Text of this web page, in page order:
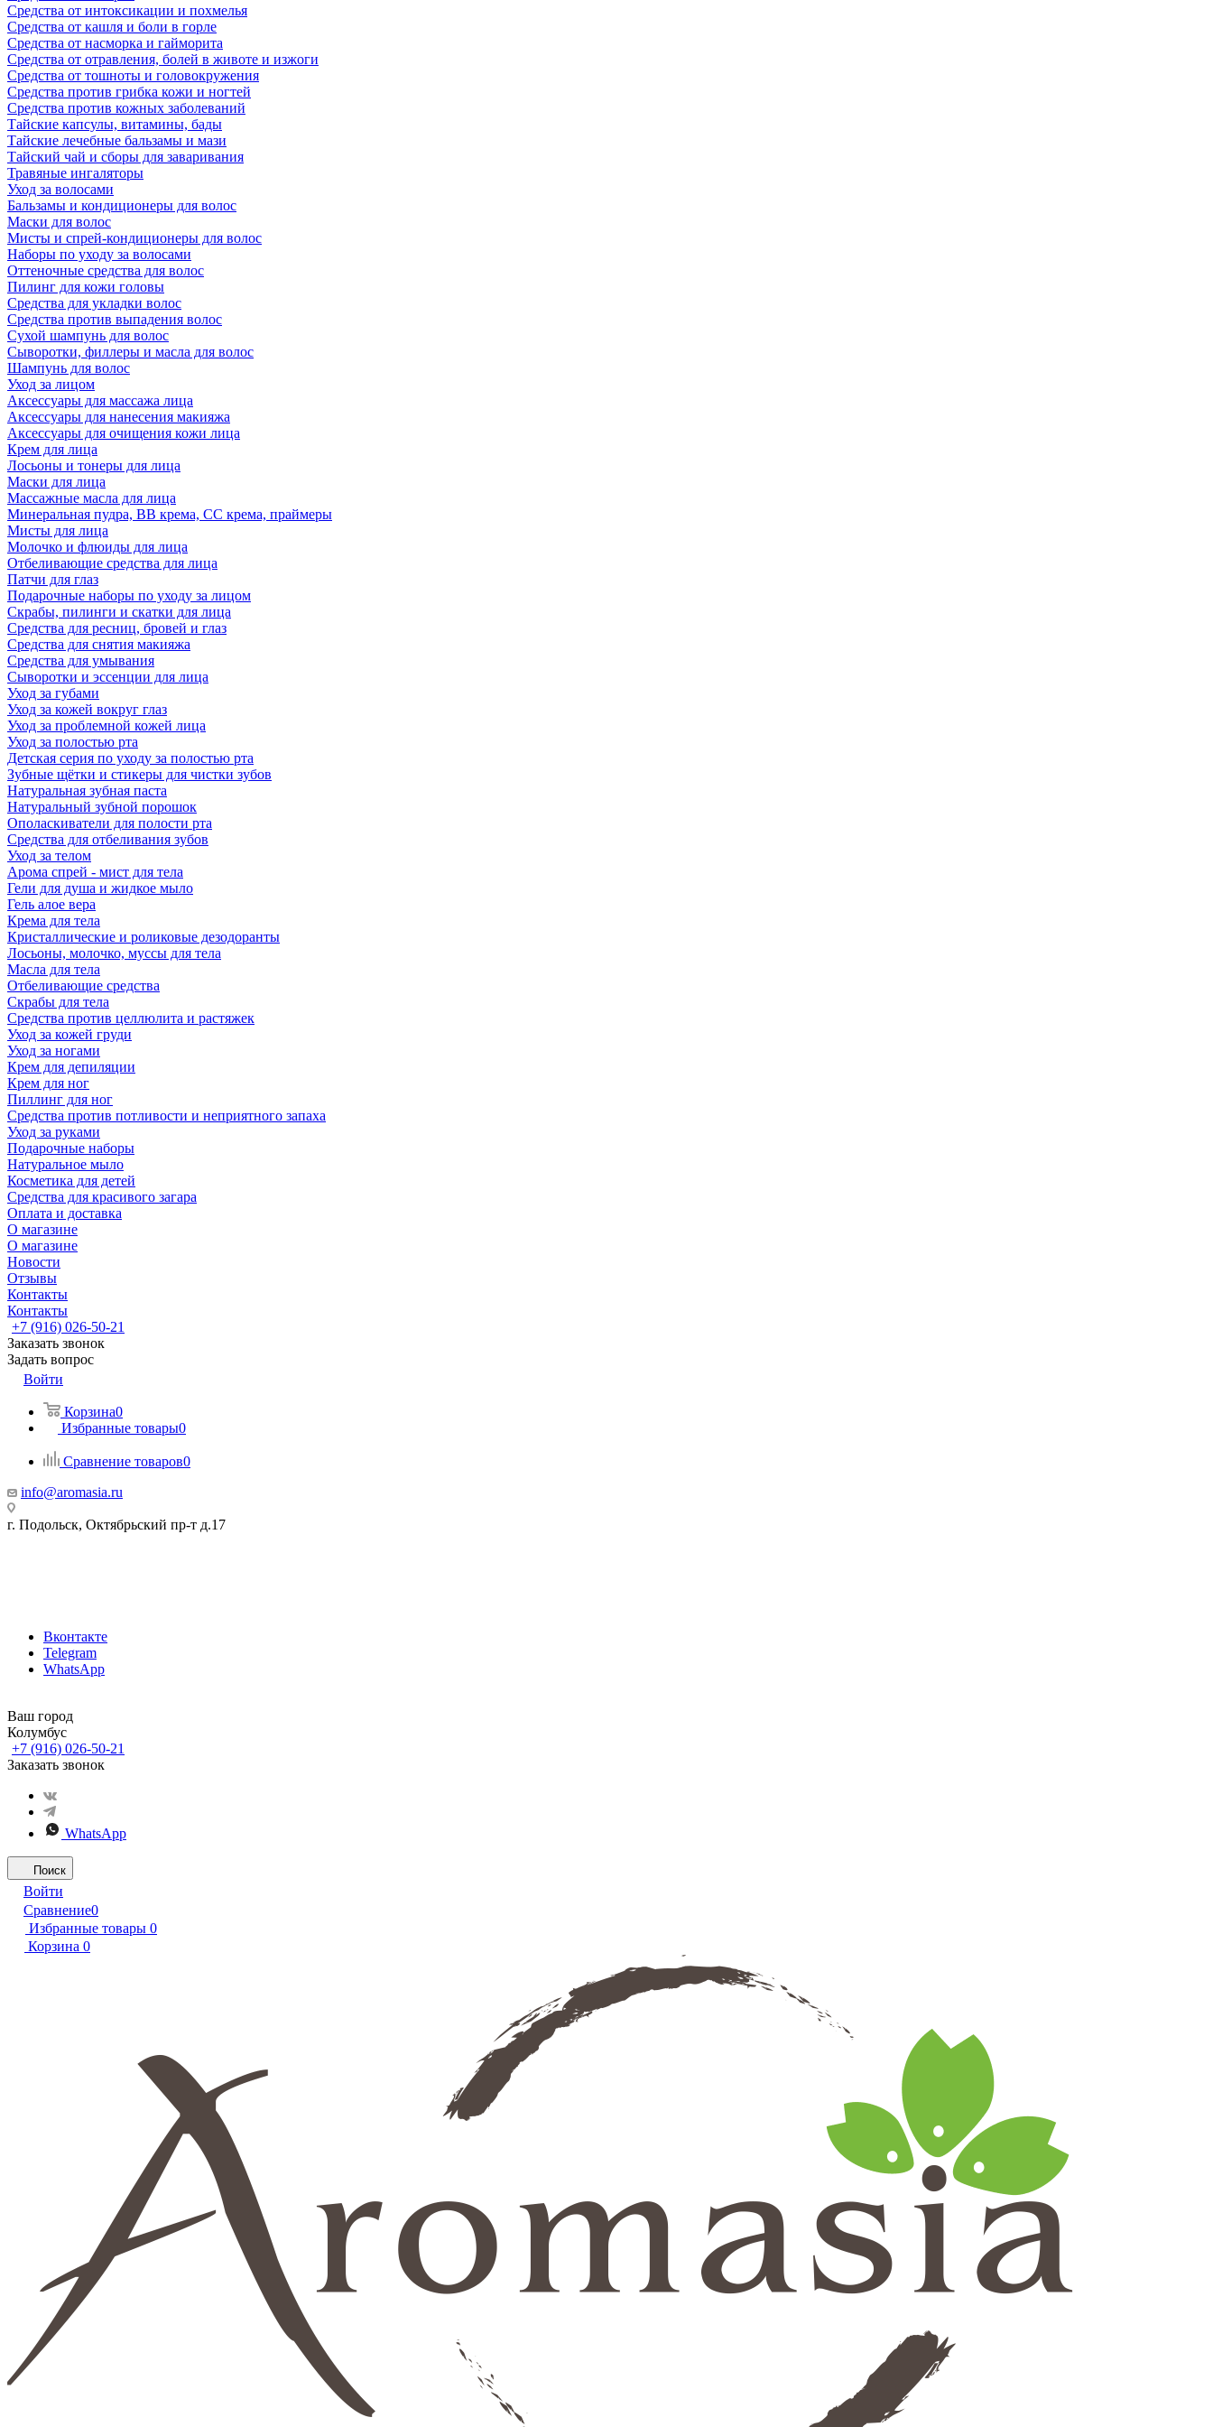
Средства от интоксикации и похмелья
Средства от кашля и боли в горле
Средства от насморка и гайморита
Средства от отравления, болей в животе и изжоги
Средства от тошноты и головокружения
Средства против грибка кожи и ногтей
Средства против кожных заболеваний
Тайские капсулы, витамины, бады
Тайские лечебные бальзамы и мази
Тайский чай и сборы для заваривания
Травяные ингаляторы
Уход за волосами
Бальзамы и кондиционеры для волос
Маски для волос
Мисты и спрей-кондиционеры для волос
Наборы по уходу за волосами
Оттеночные средства для волос
Пилинг для кожи головы
Средства для укладки волос
Средства против выпадения волос
Сухой шампунь для волос
Сыворотки, филлеры и масла для волос
Шампунь для волос
Уход за лицом
Аксессуары для массажа лица
Аксессуары для нанесения макияжа
Аксессуары для очищения кожи лица
Крем для лица
Лосьоны и тонеры для лица
Маски для лица
Массажные масла для лица
Минеральная пудра, BB крема, СС крема, праймеры
Мисты для лица
Молочко и флюиды для лица
Отбеливающие средства для лица
Патчи для глаз
Подарочные наборы по уходу за лицом
Скрабы, пилинги и скатки для лица
Средства для ресниц, бровей и глаз
Средства для снятия макияжа
Средства для умывания
Сыворотки и эссенции для лица
Уход за губами
Уход за кожей вокруг глаз
Уход за проблемной кожей лица
Уход за полостью рта
Детская серия по уходу за полостью рта
Зубные щётки и стикеры для чистки зубов
Натуральная зубная паста
Натуральный зубной порошок
Ополаскиватели для полости рта
Средства для отбеливания зубов
Уход за телом
Арома спрей - мист для тела
Гели для душа и жидкое мыло
Гель алое вера
Крема для тела
Кристаллические и роликовые дезодоранты
Лосьоны, молочко, муссы для тела
Масла для тела
Отбеливающие средства
Скрабы для тела
Средства против целлюлита и растяжек
Уход за кожей груди
Уход за ногами
Крем для депиляции
Крем для ног
Пиллинг для ног
Средства против потливости и неприятного запаха
Уход за руками
Подарочные наборы
Натуральное мыло
Косметика для детей
Средства для красивого загара
Оплата и доставка
О магазине
О магазине
Новости
Отзывы
Контакты
Контакты
+7 (916) 026-50-21
Заказать звонок
Задать вопрос
Войти
Корзина0
Избранные товары0
Сравнение товаров0
info@aromasia.ru
г. Подольск, Октябрьский пр-т д.17
Вконтакте
Telegram
WhatsApp
Ваш город
Колумбус
+7 (916) 026-50-21
Заказать звонок
WhatsApp
Поиск
Войти
Сравнение0
Избранные товары 0
Корзина 0